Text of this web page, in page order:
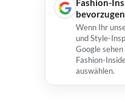
Fashion-
bevorzugen
Wenn Ihr
und Style-
Google
Fashion-
auswählen.